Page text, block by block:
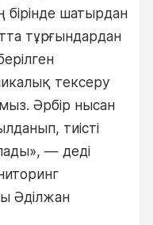
бірінде шатырдан
тұрғындардан
тексеру
Әрбір нысан
тиісті
— деді
Әділжан